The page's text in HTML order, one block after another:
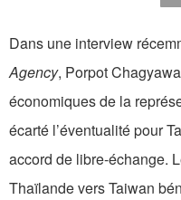
Dans une interview
Agency, Porpot
économiques de la
écarté l’éventualité pour
accord de libre-échange.
Thaïlande vers Taiwan